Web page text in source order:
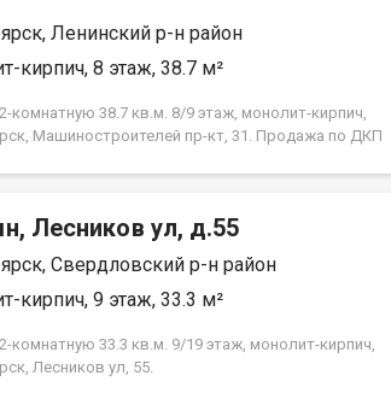
по своему вкусу и воплотить любые
идеи. Совмещенный санузел, который можно
по своему усмотрению. В шаговой
находятся все необходимые объекты
Это идеальное местоположение для семей с
всех, кто ценит удобство и доступность городских
все виды расчёта. Возможно
сопровождение сделки. Помощь в оформлении
Покажу в удобное для вас время по
Ленинский р-н район
кирпич, 8 этаж, 38.7 м²
комнатную 38.7 кв.м. 8/9 этаж, монолит-кирпич,
Машиностроителей пр-кт, 31. Продажа по ДКП
Лесников ул, д.55
Свердловский р-н район
кирпич, 9 этаж, 33.3 м²
комнатную 33.3 кв.м. 9/19 этаж, монолит-кирпич,
Лесников ул, 55.